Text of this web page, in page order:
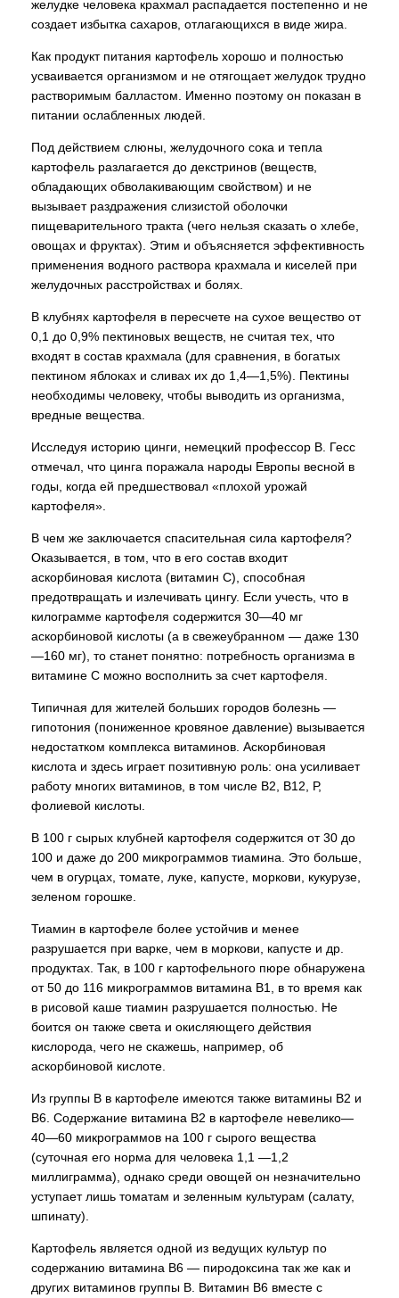
желудке человека крахмал распадается постепенно и не
создает избытка сахаров, отлагающихся в виде жира.
Как продукт питания картофель хорошо и полностью
усваивается организмом и не отягощает желудок трудно
растворимым балластом. Именно поэтому он показан в
питании ослабленных людей.
Под действием слюны, желудочного сока и тепла
картофель разлагается до декстринов (веществ,
обладающих обволакивающим свойством) и не
вызывает раздражения слизистой оболочки
пищеварительного тракта (чего нельзя сказать о хлебе,
овощах и фруктах). Этим и объясняется эффективность
применения водного раствора крахмала и киселей при
желудочных расстройствах и болях.
В клубнях картофеля в пересчете на сухое вещество от
0,1 до 0,9% пектиновых веществ, не считая тех, что
входят в состав крахмала (для сравнения, в богатых
пектином яблоках и сливах их до 1,4—1,5%). Пектины
необходимы человеку, чтобы выводить из организма,
вредные вещества.
Исследуя историю цинги, немецкий профессор В. Гесс
отмечал, что цинга поражала народы Европы весной в
годы, когда ей предшествовал «плохой урожай
картофеля».
В чем же заключается спасительная сила картофеля?
Оказывается, в том, что в его состав входит
аскорбиновая кислота (витамин С), способная
предотвращать и излечивать цингу. Если учесть, что в
килограмме картофеля содержится 30—40 мг
аскорбиновой кислоты (а в свежеубранном — даже 130
—160 мг), то станет понятно: потребность организма в
витамине С можно восполнить за счет картофеля.
Типичная для жителей больших городов болезнь —
гипотония (пониженное кровяное давление) вызывается
недостатком комплекса витаминов. Аскорбиновая
кислота и здесь играет позитивную роль: она усиливает
работу многих витаминов, в том числе В2, В12, Р,
фолиевой кислоты.
В 100 г сырых клубней картофеля содержится от 30 до
100 и даже до 200 микрограммов тиамина. Это больше,
чем в огурцах, томате, луке, капусте, моркови, кукурузе,
зеленом горошке.
Тиамин в картофеле более устойчив и менее
разрушается при варке, чем в моркови, капусте и др.
продуктах. Так, в 100 г картофельного пюре обнаружена
от 50 до 116 микрограммов витамина В1, в то время как
в рисовой каше тиамин разрушается полностью. Не
боится он также света и окисляющего действия
кислорода, чего не скажешь, например, об
аскорбиновой кислоте.
Из группы В в картофеле имеются также витамины В2 и
В6. Содержание витамина В2 в картофеле невелико—
40—60 микрограммов на 100 г сырого вещества
(суточная его норма для человека 1,1 —1,2
миллиграмма), однако среди овощей он незначительно
уступает лишь томатам и зеленным культурам (салату,
шпинату).
Картофель является одной из ведущих культур по
содержанию витамина В6 — пиродоксина так же как и
других витаминов группы В. Витамин В6 вместе с